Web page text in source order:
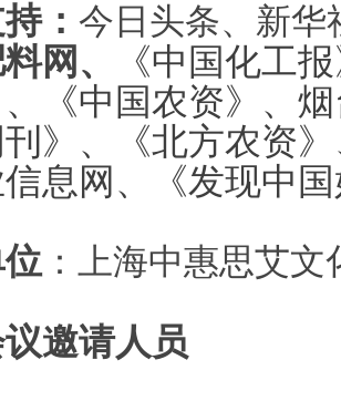
： 今日头条、新华
网、
《中国化工
《中国农资》、
》、《北方农资
息网、《发现中
：上海中惠思艾文
邀请人员